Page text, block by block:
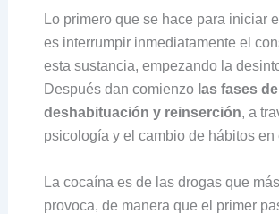
Lo primero que se hace para iniciar
es interrumpir inmediatamente el
esta sustancia, empezando la
Después dan comienzo las fases de
deshabituación y reinserción, a
psicología y el cambio de hábitos en
La cocaína es de las drogas que
provoca, de manera que el primer